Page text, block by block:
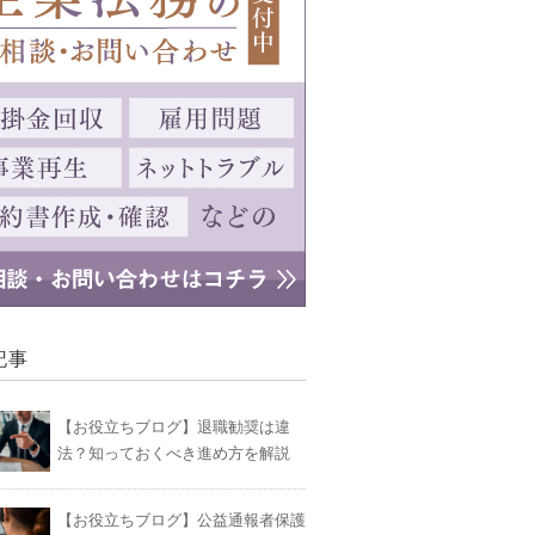
事
【お役立ちブログ】退職勧奨は違
法？知っておくべき進め方を解説
【お役立ちブログ】公益通報者保護